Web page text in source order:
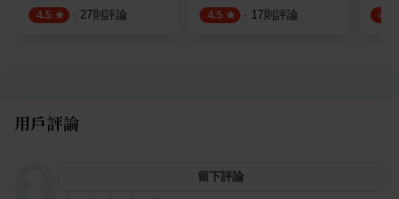
4.5 · 27則評論 4.5 · 17則評論 4.7
用戶評論
留下評論